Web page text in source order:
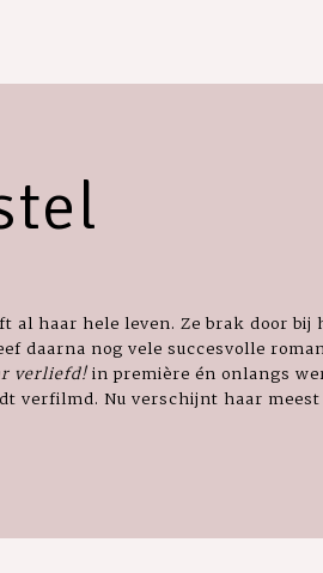
al haar hele leven. Ze brak door bij
daarna nog vele succesvolle
verliefd! in première én onlangs
verfilmd. Nu verschijnt haar meest